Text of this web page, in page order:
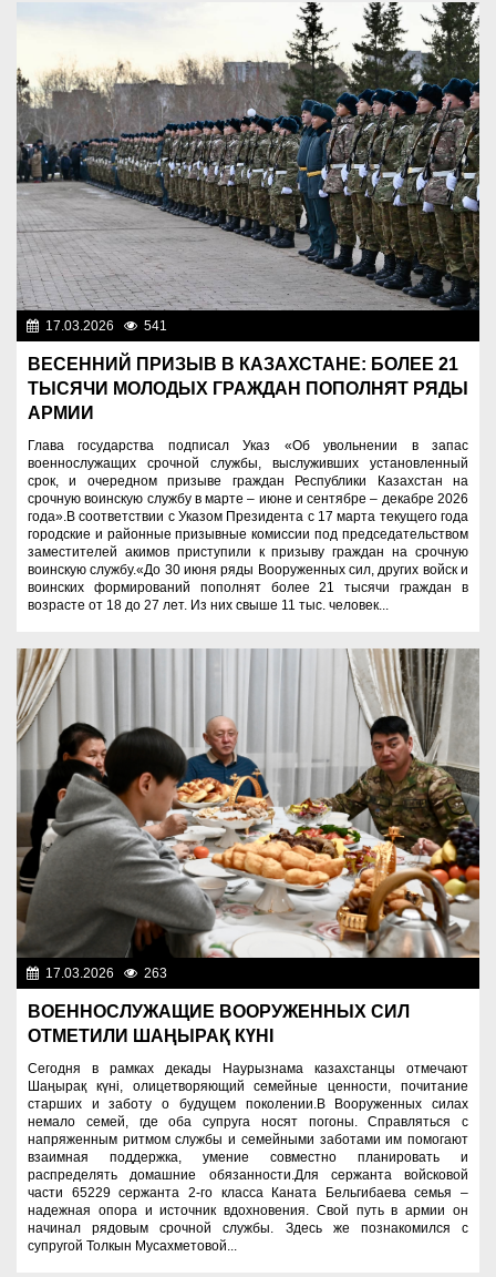
17.03.2026 541
ВЕСЕННИЙ ПРИЗЫВ В КАЗАХСТАНЕ: БОЛЕЕ 21
ТЫСЯЧИ МОЛОДЫХ ГРАЖДАН ПОПОЛНЯТ РЯДЫ
АРМИИ
Глава государства подписал Указ «Об увольнении в запас
военнослужащих срочной службы, выслуживших установленный
срок, и очередном призыве граждан Республики Казахстан на
срочную воинскую службу в марте – июне и сентябре – декабре 2026
года».В соответствии с Указом Президента с 17 марта текущего года
городские и районные призывные комиссии под председательством
заместителей акимов приступили к призыву граждан на срочную
воинскую службу.«До 30 июня ряды Вооруженных сил, других войск и
воинских формирований пополнят более 21 тысячи граждан в
возрасте от 18 до 27 лет. Из них свыше 11 тыс. человек...
17.03.2026 263
ВОЕННОСЛУЖАЩИЕ ВООРУЖЕННЫХ СИЛ
ОТМЕТИЛИ ШАҢЫРАҚ КҮНІ
Сегодня в рамках декады Наурызнама казахстанцы отмечают
Шаңырақ күні, олицетворяющий семейные ценности, почитание
старших и заботу о будущем поколении.В Вооруженных силах
немало семей, где оба супруга носят погоны. Справляться с
напряженным ритмом службы и семейными заботами им помогают
взаимная поддержка, умение совместно планировать и
распределять домашние обязанности.Для сержанта войсковой
части 65229 сержанта 2-го класса Каната Бельгибаева семья –
надежная опора и источник вдохновения. Свой путь в армии он
начинал рядовым срочной службы. Здесь же познакомился с
супругой Толкын Мусахметовой...